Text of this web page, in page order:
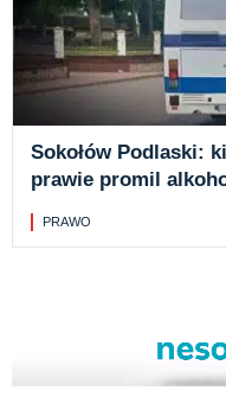
Sokołów Podlaski:
prawie promil
PRAWO